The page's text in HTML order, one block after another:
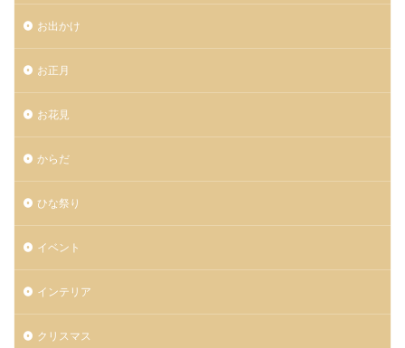
お出かけ
お正月
お花見
からだ
ひな祭り
イベント
インテリア
クリスマス